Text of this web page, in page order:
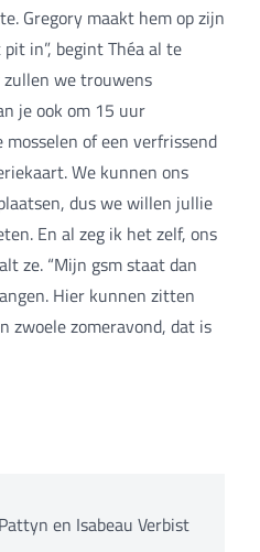
Gregory maakt hem op zijn
in”, begint Théa al te
zullen we trouwens
je ook om 15 uur
of een verfrissend
We kunnen ons
dus we willen jullie
En al zeg ik het zelf, ons
ze. “Mijn gsm staat dan
Hier kunnen zitten
zwoele zomeravond, dat is
en Isabeau Verbist